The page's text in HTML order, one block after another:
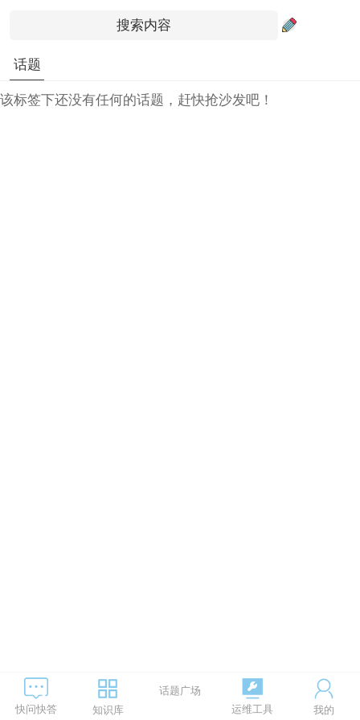
快问快答 知识库
话题广场
运维工具
我的
话题
该标签下还没有任何的话题，赶快抢沙发吧！